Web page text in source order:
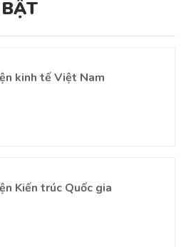
kinh tế Việt Nam
Kiến trúc Quốc gia